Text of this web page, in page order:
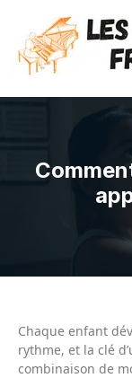
Chaque enfant
rythme, et la clé
combinaison de